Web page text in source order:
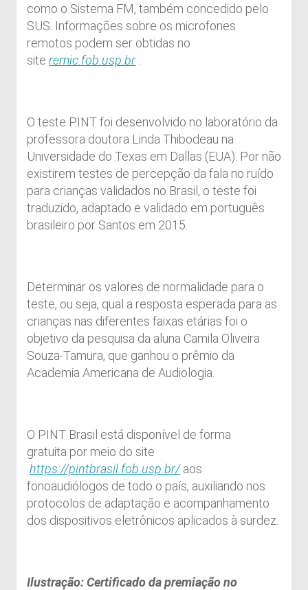
como o Sistema FM, também concedido pelo
SUS. Informações sobre os microfones
remotos podem ser obtidas no
site remic.fob.usp.br.
O teste PINT foi desenvolvido no laboratório da
professora doutora Linda Thibodeau na
Universidade do Texas em Dallas (EUA). Por não
existirem testes de percepção da fala no ruído
para crianças validados no Brasil, o teste foi
traduzido, adaptado e validado em português
brasileiro por Santos em 2015.
Determinar os valores de normalidade para o
teste, ou seja, qual a resposta esperada para as
crianças nas diferentes faixas etárias foi o
objetivo da pesquisa da aluna Camila Oliveira
Souza-Tamura, que ganhou o prêmio da
Academia Americana de Audiologia.
O PINT Brasil está disponível de forma
gratuita por meio do site
https://pintbrasil.fob.usp.br/aos
fonoaudiólogos de todo o país, auxiliando nos
protocolos de adaptação e acompanhamento
dos dispositivos eletrônicos aplicados à surdez.
Ilustração: Certificado da premiação no